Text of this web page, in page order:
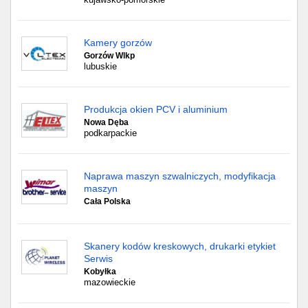
Kamery gorzów
Gorzów Wlkp
lubuskie
Produkcja okien PCV i aluminium
Nowa Dęba
podkarpackie
Naprawa maszyn szwalniczych, modyfikacja
maszyn
Cała Polska
Skanery kodów kreskowych, drukarki etykiet
Serwis
Kobyłka
mazowieckie